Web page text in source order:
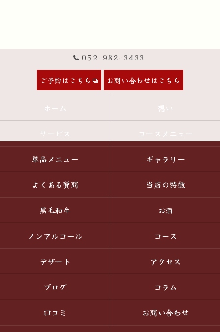
052-982-3433
ご予約はこちら お問い合わせはこちら
ホーム 想い
サービス コースメニュー
単品メニュー ギャラリー
よくある質問 当店の特徴
黒毛和牛 お酒
ノンアルコール コース
デザート アクセス
ブログ コラム
口コミ お問い合わせ